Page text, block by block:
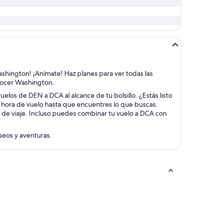
¡Anímate! Haz planes para ver todas las
Washington.
de DEN a DCA al alcance de tu bolsillo. ¿Estás listo
de vuelo hasta que encuentres lo que buscas.
viaje. Incluso puedes combinar tu vuelo a DCA con
y aventuras.